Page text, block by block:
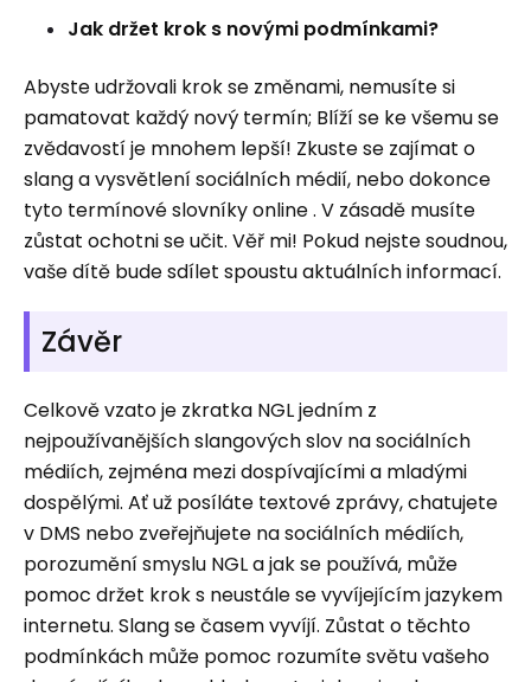
Jak držet krok s novými podmínkami?
Abyste udržovali krok se změnami, nemusíte si
pamatovat každý nový termín; Blíží se ke všemu se
zvědavostí je mnohem lepší! Zkuste se zajímat o
slang a vysvětlení sociálních médií, nebo dokonce
tyto termínové slovníky online . V zásadě musíte
zůstat ochotni se učit. Věř mi! Pokud nejste soudnou,
vaše dítě bude sdílet spoustu aktuálních informací.
Závěr
Celkově vzato je zkratka NGL jedním z
nejpoužívanějších slangových slov na sociálních
médiích, zejména mezi dospívajícími a mladými
dospělými. Ať už posíláte textové zprávy, chatujete
v DMS nebo zveřejňujete na sociálních médiích,
porozumění smyslu NGL a jak se používá, může
pomoc držet krok s neustále se vyvíjejícím jazykem
internetu. Slang se časem vyvíjí. Zůstat o těchto
podmínkách může pomoc rozumíte světu vašeho